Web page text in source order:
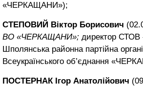
«ЧЕРКАЩАНИ»);
СТЕПОВИЙ Віктор Борисович
ВО «ЧЕРКАЩАНИ»; директор СТОВ
Шполянська районна партійна
Всеукраїнського об’єднання
ПОСТЕРНАК Ігор Анатолійович